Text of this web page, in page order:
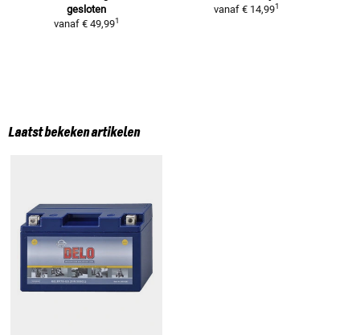
gesloten
vanaf € 49,991
vanaf € 14,991
Laatst bekeken artikelen